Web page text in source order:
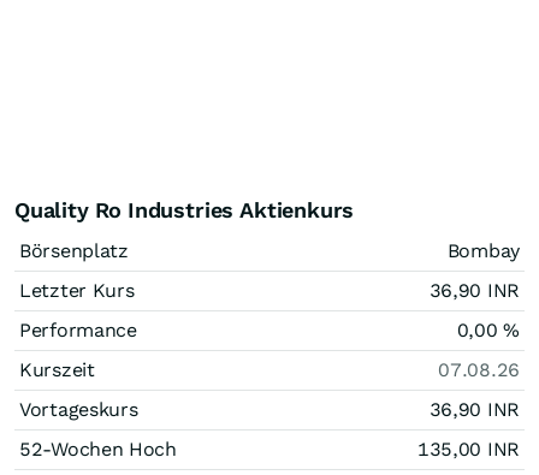
Quality Ro Industries Aktienkurs
Börsenplatz
Bombay
Letzter Kurs
36,90 INR
Performance
0,00%
Kurszeit
07.08.26
Vortageskurs
36,90 INR
52-Wochen Hoch
135,00 INR